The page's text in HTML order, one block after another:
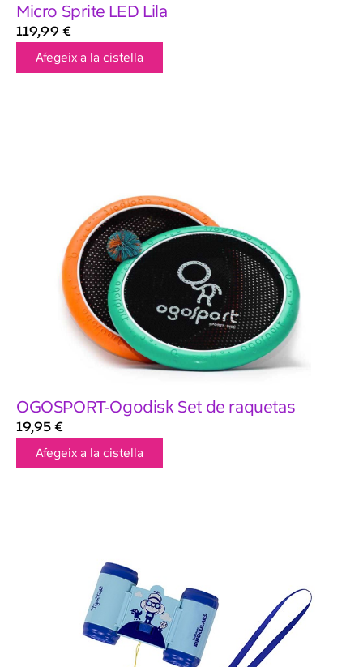
Micro Sprite LED Lila
119,99 €
Afegeix a la cistella
OGOSPORT-Ogodisk Set de raquetas
19,95 €
Afegeix a la cistella